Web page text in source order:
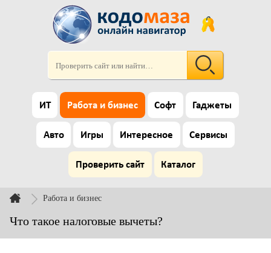
ИТ Работа и бизнес Софт Гаджеты
Авто Игры Интересное Сервисы
Проверить сайт Каталог
Работа и бизнес
Что такое налоговые вычеты?